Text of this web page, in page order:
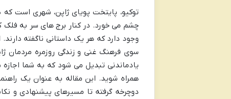
توکیو، پایتخت پویای ژاپن، شهری است
چشم می خورد. در کنار برج های سر به
وجود دارد که هر یک داستانی ناگفته
سوی فرهنگ غنی و زندگی روزمره مردمان
یادماندنی تبدیل می شود که به شما اجازه
همراه شوید. این مقاله به عنوان یک
دوچرخه گرفته تا مسیرهای پیشنهادی و